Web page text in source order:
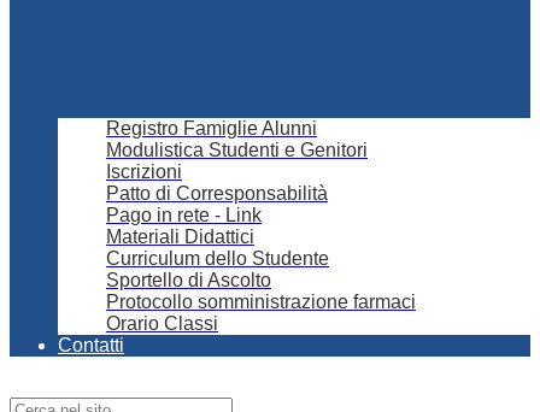
Registro Famiglie Alunni
Modulistica Studenti e Genitori
Iscrizioni
Patto di Corresponsabilità
Pago in rete - Link
Materiali Didattici
Curriculum dello Studente
Sportello di Ascolto
Protocollo somministrazione farmaci
Orario Classi
Contatti